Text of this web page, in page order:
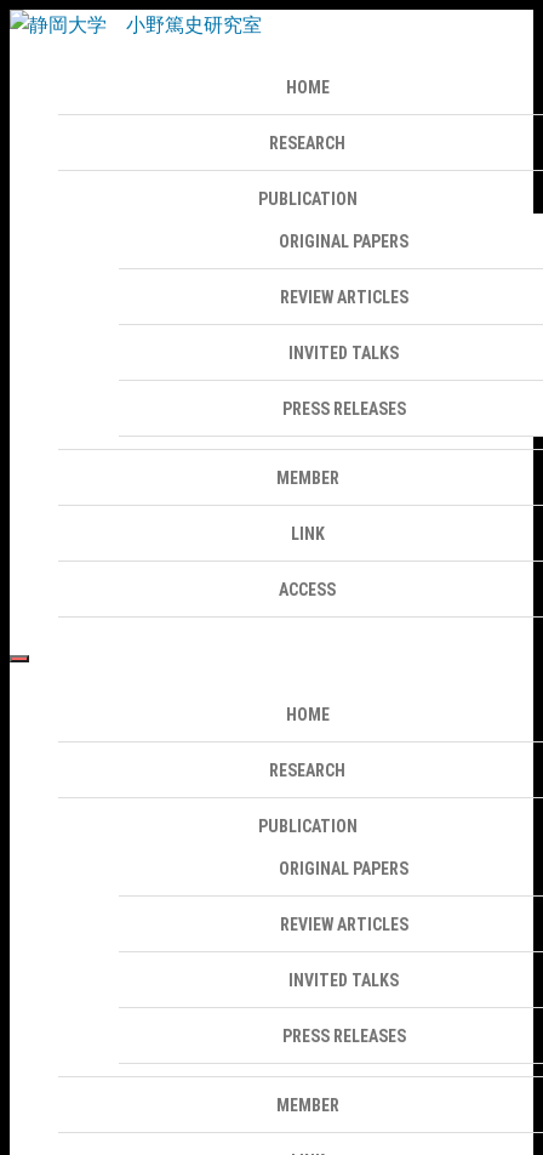
HOME
RESEARCH
PUBLICATION
ORIGINAL PAPERS
REVIEW ARTICLES
INVITED TALKS
PRESS RELEASES
MEMBER
LINK
ACCESS
HOME
RESEARCH
PUBLICATION
ORIGINAL PAPERS
REVIEW ARTICLES
INVITED TALKS
PRESS RELEASES
MEMBER